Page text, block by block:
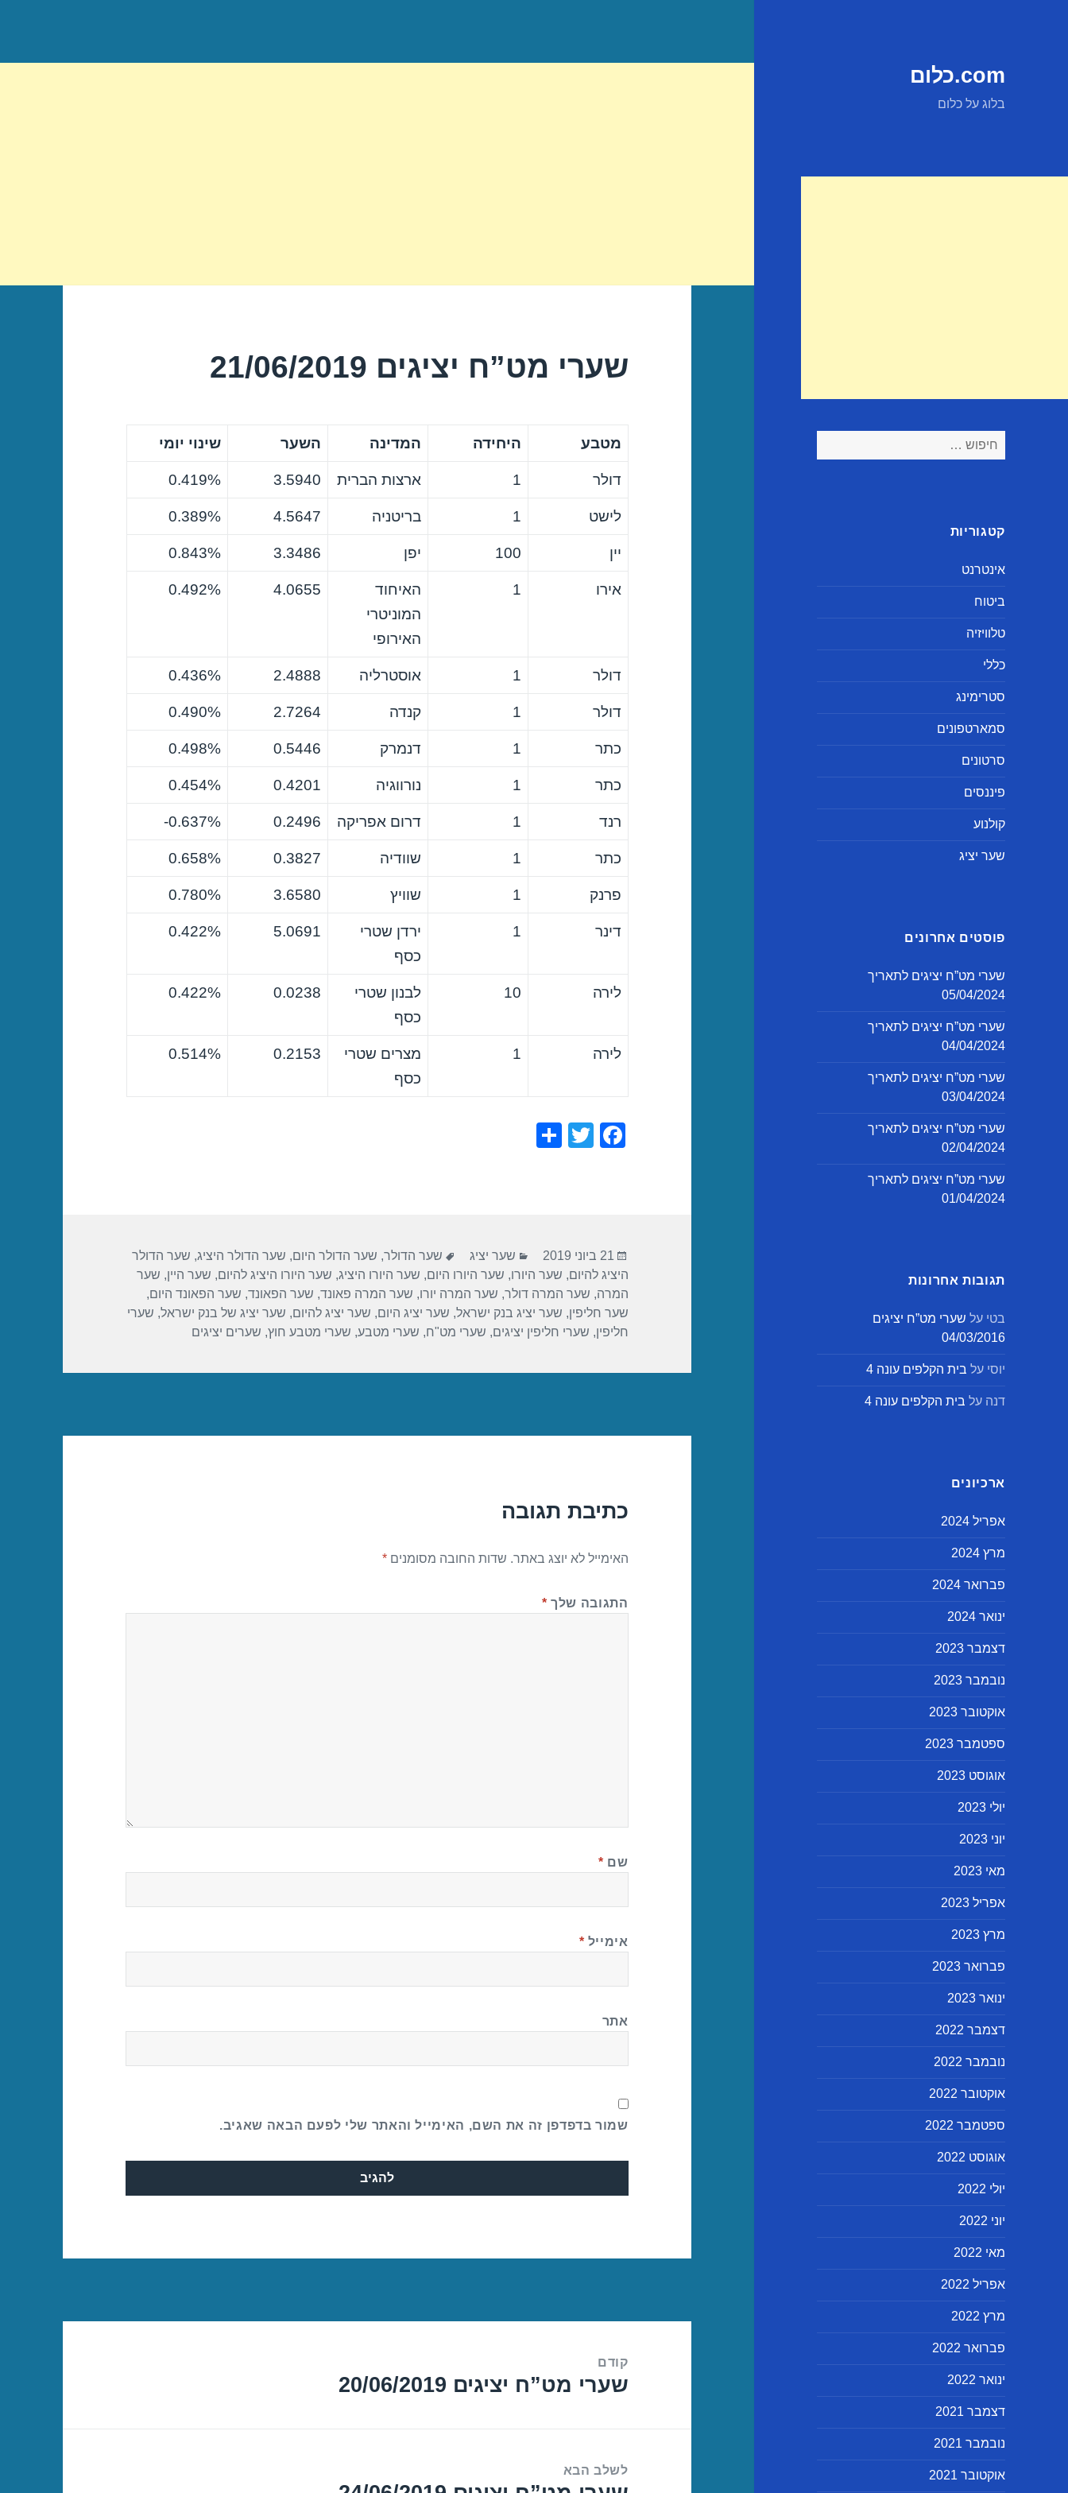
com.כלום
בלוג על כלום
חיפוש:
קטגוריות
אינטרנט
ביטוח
טלוויזיה
כללי
סטרימינג
סמארטפונים
סרטונים
פיננסים
קולנוע
שער יציג
פוסטים אחרונים
שערי מט”ח יציגים לתאריך
05/04/2024
שערי מט”ח יציגים לתאריך
04/04/2024
שערי מט”ח יציגים לתאריך
03/04/2024
שערי מט”ח יציגים לתאריך
02/04/2024
שערי מט”ח יציגים לתאריך
01/04/2024
תגובות אחרונות
בטי על שערי מט”ח יציגים
04/03/2016
יוסי על בית הקלפים עונה 4
דנה על בית הקלפים עונה 4
ארכיונים
אפריל 2024
מרץ 2024
פברואר 2024
ינואר 2024
דצמבר 2023
נובמבר 2023
אוקטובר 2023
ספטמבר 2023
אוגוסט 2023
יולי 2023
יוני 2023
מאי 2023
אפריל 2023
מרץ 2023
פברואר 2023
ינואר 2023
דצמבר 2022
נובמבר 2022
אוקטובר 2022
ספטמבר 2022
אוגוסט 2022
יולי 2022
יוני 2022
מאי 2022
אפריל 2022
מרץ 2022
פברואר 2022
ינואר 2022
דצמבר 2021
נובמבר 2021
אוקטובר 2021
שערי מט”ח יציגים 21/06/2019
מטבע היחידה המדינה השער שינוי יומי
דולר 1 ארצות הברית 3.5940
0.419%
לישט 1 בריטניה 4.5647
0.389%
יין 100 יפן 3.3486
0.843%
אירו 1
האיחוד
המוניטרי
האירופי
4.0655
0.492%
דולר 1 אוסטרליה 2.4888
0.436%
דולר 1 קנדה 2.7264
0.490%
כתר 1 דנמרק 0.5446
0.498%
כתר 1 נורווגיה 0.4201
0.454%
רנד 1 דרום אפריקה 0.2496
0.637%-
כתר 1 שוודיה 0.3827
0.658%
פרנק 1 שוויץ 3.6580
0.780%
דינר 1
ירדן שטרי
כסף
5.0691
0.422%
לירה 10
לבנון שטרי
כסף
0.0238
0.422%
לירה 1
מצרים שטרי
כסף
0.2153
0.514%
F
o
o
k
T
פורסם
בתאריך
21 ביוני 2019 קטגוריות
שער יציג תגיות
שער הדולר, שער הדולר היום, שער הדולר היציג, שער הדולר
היציג להיום, שער היורו, שער היורו היום, שער היורו היציג, שער היורו היציג להיום, שער היין, שער
המרה, שער המרה דולר, שער המרה יורו, שער המרה פאונד, שער הפאונד, שער הפאונד היום,
שער חליפין, שער יציג בנק ישראל, שער יציג היום, שער יציג להיום, שער יציג של בנק ישראל, שערי
חליפין, שערי חליפין יציגים, שערי מט"ח, שערי מטבע, שערי מטבע חוץ, שערים יציגים
כתיבת תגובה
האימייל לא יוצג באתר. שדות החובה מסומנים*
התגובה שלך *
שם *
אימייל *
אתר
שמור בדפדפן זה את השם, האימייל והאתר שלי לפעם הבאה שאגיב.
קודם
הפוסט
שערי מט”ח יציגים 20/06/2019
לשלב הבא